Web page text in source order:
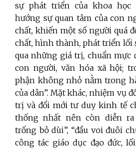
sự phát triển của khoa học
hướng sự quan tâm của con
chất, khiến một số người quá
chất, hình thành, phát triển lối
qua những giá trị, chuẩn mực
con người, văn hóa xã hội;
phận không nhỏ nằm trong
của dân”. Mặt khác, nhiệm vụ
trị và đổi mới tư duy kinh tế
thống nhất nên còn diễn
trống bỏ dùi”, “đầu voi đuôi
công tác giáo dục đạo đức,